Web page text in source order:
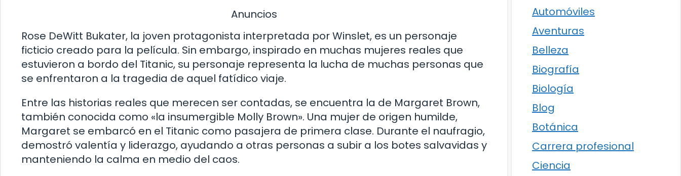
Anuncios
Rose DeWitt Bukater, la joven protagonista interpretada por Winslet, es un personaje
ficticio creado para la película. Sin embargo, inspirado en muchas mujeres reales que
estuvieron a bordo del Titanic, su personaje representa la lucha de muchas personas que
se enfrentaron a la tragedia de aquel fatídico viaje.
Entre las historias reales que merecen ser contadas, se encuentra la de Margaret Brown,
también conocida como «la insumergible Molly Brown». Una mujer de origen humilde,
Margaret se embarcó en el Titanic como pasajera de primera clase. Durante el naufragio,
demostró valentía y liderazgo, ayudando a otras personas a subir a los botes salvavidas y
manteniendo la calma en medio del caos.
Automóviles
Aventuras
Belleza
Biografía
Biología
Blog
Botánica
Carrera profesional
Ciencia